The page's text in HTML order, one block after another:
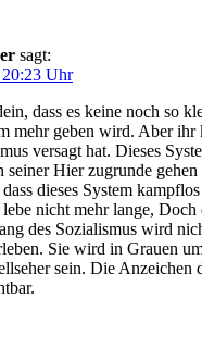
sagt:
Uhr
dass es keine noch so
mehr geben wird. Aber ihr
versagt hat. Dieses
seiner Hier zugrunde
dieses System
nicht mehr lange, Doch
des Sozialismus wird
Sie wird in Grauen
sein. Die Anzeichen